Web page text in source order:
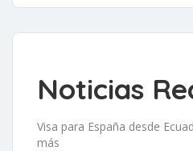
Noticias
Visa para España desde
más